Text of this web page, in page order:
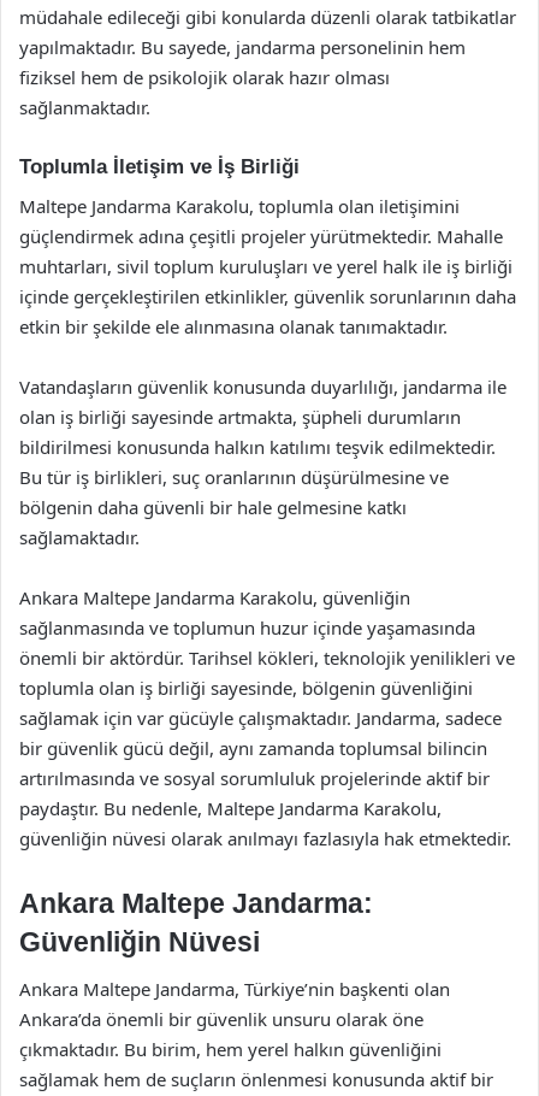
müdahale edileceği gibi konularda düzenli olarak tatbikatlar
yapılmaktadır. Bu sayede, jandarma personelinin hem
fiziksel hem de psikolojik olarak hazır olması
sağlanmaktadır.
Toplumla İletişim ve İş Birliği
Maltepe Jandarma Karakolu, toplumla olan iletişimini
güçlendirmek adına çeşitli projeler yürütmektedir. Mahalle
muhtarları, sivil toplum kuruluşları ve yerel halk ile iş birliği
içinde gerçekleştirilen etkinlikler, güvenlik sorunlarının daha
etkin bir şekilde ele alınmasına olanak tanımaktadır.
Vatandaşların güvenlik konusunda duyarlılığı, jandarma ile
olan iş birliği sayesinde artmakta, şüpheli durumların
bildirilmesi konusunda halkın katılımı teşvik edilmektedir.
Bu tür iş birlikleri, suç oranlarının düşürülmesine ve
bölgenin daha güvenli bir hale gelmesine katkı
sağlamaktadır.
Ankara Maltepe Jandarma Karakolu, güvenliğin
sağlanmasında ve toplumun huzur içinde yaşamasında
önemli bir aktördür. Tarihsel kökleri, teknolojik yenilikleri ve
toplumla olan iş birliği sayesinde, bölgenin güvenliğini
sağlamak için var gücüyle çalışmaktadır. Jandarma, sadece
bir güvenlik gücü değil, aynı zamanda toplumsal bilincin
artırılmasında ve sosyal sorumluluk projelerinde aktif bir
paydaştır. Bu nedenle, Maltepe Jandarma Karakolu,
güvenliğin nüvesi olarak anılmayı fazlasıyla hak etmektedir.
Ankara Maltepe Jandarma:
Güvenliğin Nüvesi
Ankara Maltepe Jandarma, Türkiye’nin başkenti olan
Ankara’da önemli bir güvenlik unsuru olarak öne
çıkmaktadır. Bu birim, hem yerel halkın güvenliğini
sağlamak hem de suçların önlenmesi konusunda aktif bir